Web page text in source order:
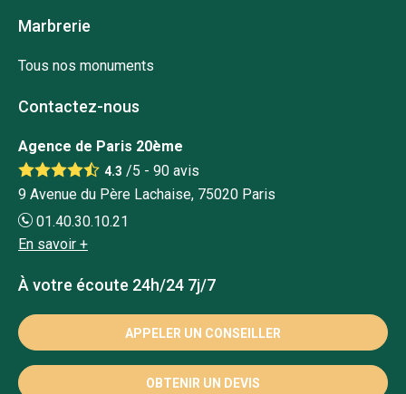
Marbrerie
Tous nos monuments
Contactez-nous
Agence de Paris 20ème
4.3 /5 - 90 avis
9 Avenue du Père Lachaise, 75020 Paris
01.40.30.10.21
En savoir +
À votre écoute 24h/24 7j/7
APPELER UN CONSEILLER
OBTENIR UN DEVIS